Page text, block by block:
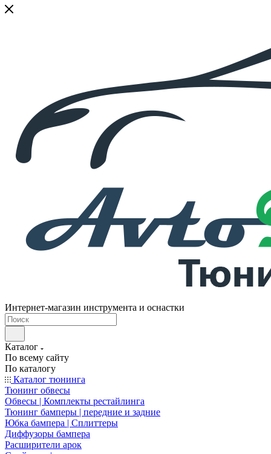
Интернет-магазин инструмента и оснастки
Каталог
По всему сайту
По каталогу
Каталог тюнинга
Тюнинг обвесы
Обвесы | Комплекты рестайлинга
Тюнинг бамперы | передние и задние
Юбка бампера | Сплиттеры
Диффузоры бампера
Расширители арок